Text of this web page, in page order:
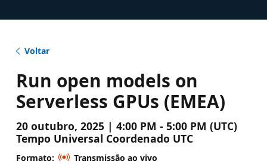
Voltar
Run open models on
Serverless GPUs (EMEA)
20 outubro, 2025 | 4:00 PM - 5:00 PM (UTC)
Tempo Universal Coordenado UTC
Formato:
Transmissão ao vivo